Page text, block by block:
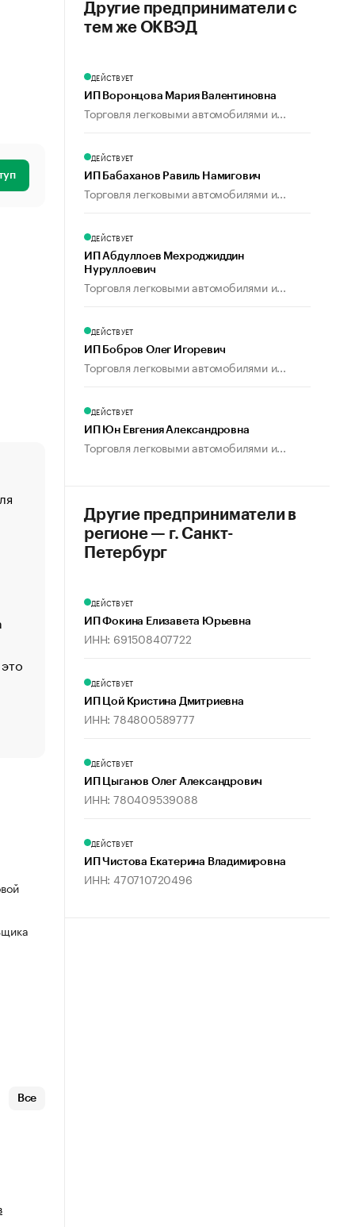
создавшей GTA
«Деньги будут не нужны»: что рассказал Маск в
Economist
управления
ЕС разрешил конфискацию российской нефти —
Что обвинения против Павла Дурова значат для
пользователей
Все
Другие предприниматели с
тем же ОКВЭД
ДЕЙСТВУЕТ
ИП Воронцова Мария Валентиновна
Торговля легковыми автомобилями и...
ДЕЙСТВУЕТ
ИП Бабаханов Равиль Намигович
Торговля легковыми автомобилями и...
ДЕЙСТВУЕТ
ИП Абдуллоев Мехроджиддин
Нуруллоевич
Торговля легковыми автомобилями и...
ДЕЙСТВУЕТ
ИП Бобров Олег Игоревич
Торговля легковыми автомобилями и...
ДЕЙСТВУЕТ
ИП Юн Евгения Александровна
Торговля легковыми автомобилями и...
Другие предприниматели в
регионе — г. Санкт-
Петербург
ДЕЙСТВУЕТ
ИП Фокина Елизавета Юрьевна
ИНН: 691508407722
ДЕЙСТВУЕТ
ИП Цой Кристина Дмитриевна
ИНН: 784800589777
ДЕЙСТВУЕТ
ИП Цыганов Олег Александрович
ИНН: 780409539088
ДЕЙСТВУЕТ
ИП Чистова Екатерина Владимировна
ИНН: 470710720496